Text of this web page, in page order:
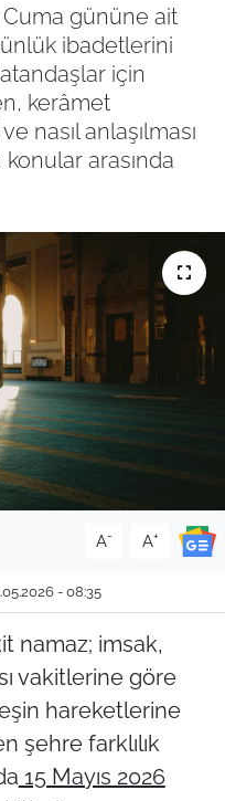
Cuma gününe ait
ibadetlerini
için
kerâmet
nasıl anlaşılması
arasında
A- A+
- 08:35
namaz; imsak,
vakitlerine göre
hareketlerine
şehre farklılık
15 Mayıs 2026